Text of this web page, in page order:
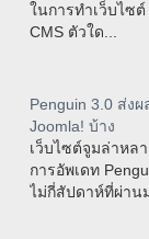
ในการทำเว็บไซ
CMS ตัวใด...
Penguin 3.0 ส่ง
Joomla! บ้าง
เว็บไซต์จูมล่าหล
การอัพเดท
ไม่กี่สัปดาห์ที่ผ่านม